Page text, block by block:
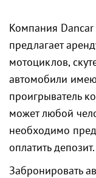
Компания
предлагает
мотоциклов,
автомобили
проигрыватель
может любой
необходимо
оплатить депозит.
Забронировать